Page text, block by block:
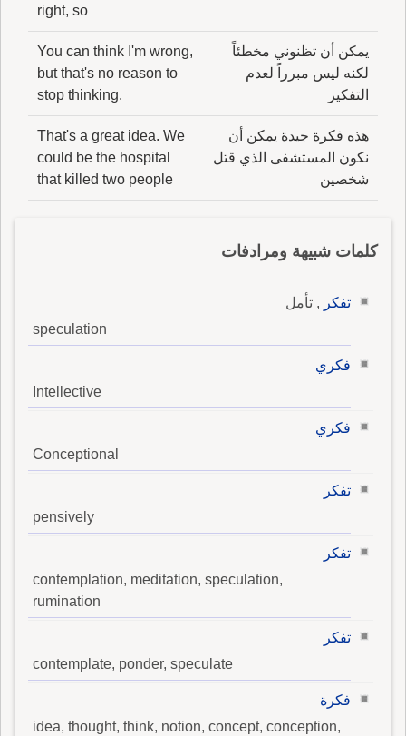
right, so
يمكن أن تظنوني مخطئاً
لكنه ليس مبرراً لعدم
التفكير
You can think I'm wrong,
but that's no reason to
stop thinking.
هذه فكرة جيدة يمكن أن
نكون المستشفى الذي قتل
شخصين
That's a great idea. We
could be the hospital
that killed two people
كلمات شبيهة ومرادفات
تفكر , تأمل
speculation
فكري
Intellective
فكري
Conceptional
تفكر
pensively
تفكر
contemplation, meditation, speculation,
rumination
تفكر
contemplate, ponder, speculate
فكرة
idea, thought, think, notion, concept, conception,